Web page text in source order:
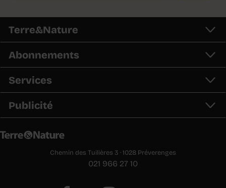
Terre&Nature
Abonnements
Services
Publicité
Chemin des Tuilières 3 · 1028 Préverenges
021 966 27 10